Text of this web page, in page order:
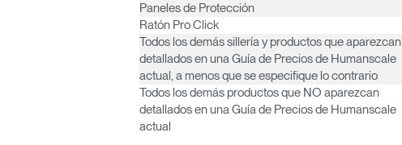
Paneles de Protección
Ratón Pro Click
Todos los demás sillería y productos que aparezcan
detallados en una Guía de Precios de Humanscale
actual, a menos que se especifique lo contrario
Todos los demás productos que NO aparezcan
detallados en una Guía de Precios de Humanscale
actual